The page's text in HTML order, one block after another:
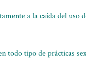
a la caída del uso
todo tipo de prácticas